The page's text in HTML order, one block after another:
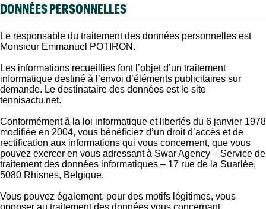
DONNÉES PERSONNELLES
Le responsable du traitement des données personnelles est
Monsieur Emmanuel POTIRON.
Les informations recueillies font l’objet d’un traitement
informatique destiné à l’envoi d’éléments publicitaires sur
demande. Le destinataire des données est le site
tennisactu.net.
Conformément à la loi informatique et libertés du 6 janvier 1978
modifiée en 2004, vous bénéficiez d’un droit d’accès et de
rectification aux informations qui vous concernent, que vous
pouvez exercer en vous adressant à Swar Agency – Service de
traitement des données informatiques – 17 rue de la Suarlée,
5080 Rhisnes, Belgique.
Vous pouvez également, pour des motifs légitimes, vous